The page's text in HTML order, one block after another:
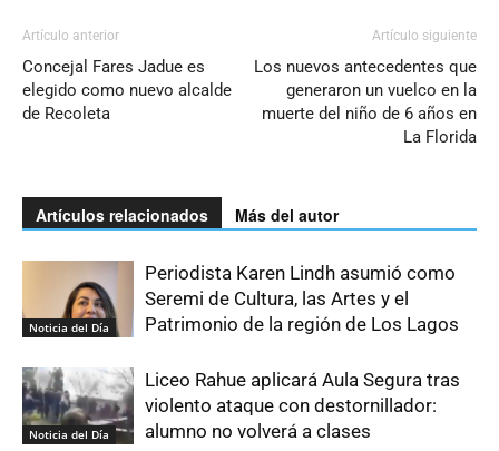
Artículo anterior
Concejal Fares Jadue es
elegido como nuevo alcalde
de Recoleta
Artículo siguiente
Los nuevos antecedentes que
generaron un vuelco en la
muerte del niño de 6 años en
La Florida
Artículos relacionados Más del autor
Noticia del Día
Periodista Karen Lindh asumió como
Seremi de Cultura, las Artes y el
Patrimonio de la región de Los Lagos
Noticia del Día
Liceo Rahue aplicará Aula Segura tras
violento ataque con destornillador:
alumno no volverá a clases